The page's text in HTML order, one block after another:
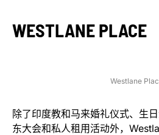
WESTLANE PLACE
Westlane
除了印度教和马来婚礼仪式、生
东大会和私人租用活动外，